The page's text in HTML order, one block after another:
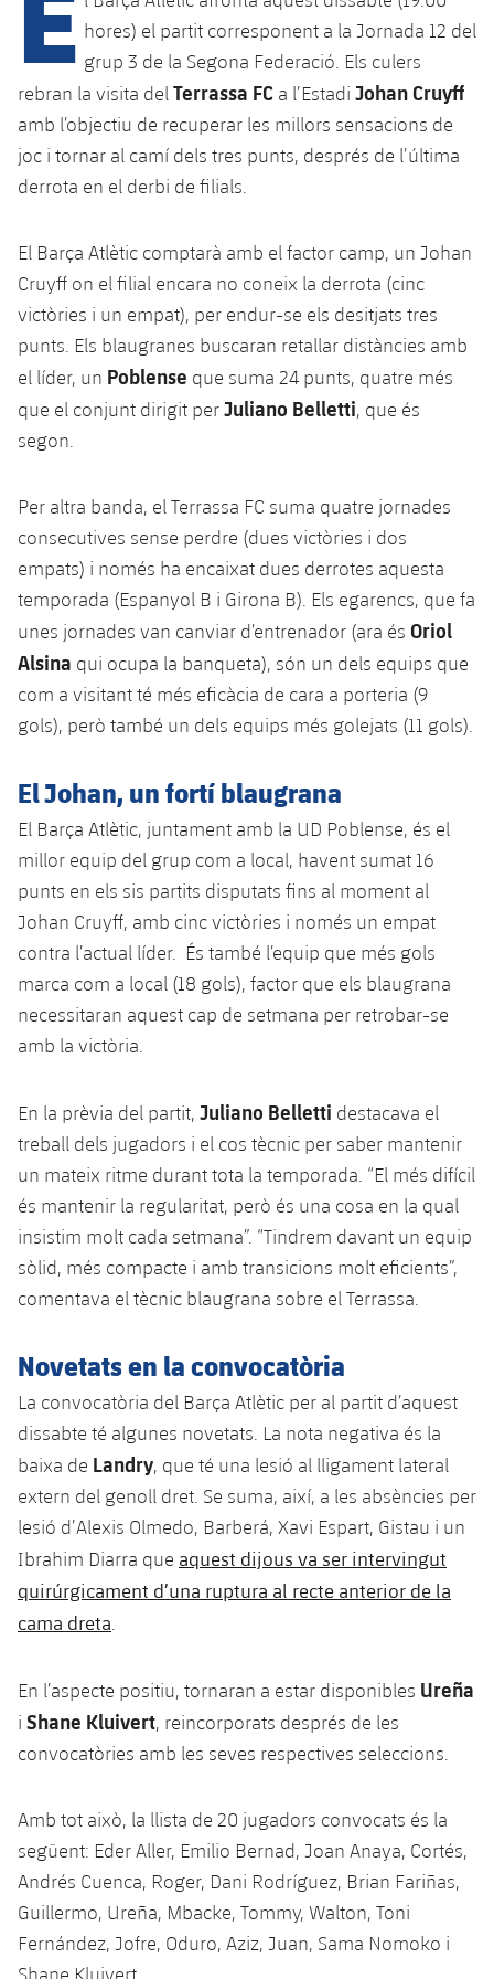
plusicon
més
Instal·lacions
Spotify Camp Nou
Palau Blaugrana
Estadi Johan Cruyff
Barça Cafe
plusicon
més
Serveis Mèdics
Accessibilitat
Acreditacions
Instal·lacions
SUB13
SUB12
SUB11 A
SUB10 A
SUB10 B
SUB9 A
SUB8 B
SUB12 C
SUB11 C
Entrades
Gameday Shows
Resultats
Jugadors
Fotos
Història
Base
Barça Atlètic
Junior
Cadet A
Infantil A
Infantil B
Campus Estiu
PLUSICON
MÉS
Primer Equip
plusicon
més
Actualitat
Entrades
Resultats
Classificació
Fotos
Història
Palmarès
Barça Atlètic
plusicon
més
Actualitat
Resultats
Classificació
Base
plusicon
més
Actualitat
Cadet A
Infantil A
PLUSICON
MÉS
Primer equip
plusicon
més
Actualitat
Entrades
Resultats
Jugadors
Palmarès
Història
Calendari
Resultats
Jugadors
plusicon
més
Actualitat
Juvenil
Cadet
Infantil
Campus Verano
PLUSICON
MÉS
Primer equip
plusicon
més
Actualitat
Entrades
Resultats
Classificació
Fotos
Història
Palmarès
Barça Atlètic
plusicon
més
Actualitat
Calendari
Resultats
Jugadors
Classificació
Base
plusicon
més
Actualitat
Barça C
Junior
Juvenil
Aleví
Campus Estiu
PLUSICON
MÉS
Informació general
plusicon
Notícies
Atletisme
plusicon
més
Masculí
Femení
Agenda
Actualitat
Jugadors
Calendari
Resultats
Classificació
Hockey gel
plusicon
Actualitat
Jugadors
Resultats
Classificació
Hoquei herba
Notícies
Hockey Herba Femení
Patinatge artístic
plusicon
Agenda
Rugby
plusicon
més
Actualitat
Jugadors
Calendari
Resultats
Fotos
Voleibol
plusicon
més
Notícies
Voleibol masculí
Voleibol femení
Apunta't a les amateurs
plusicon
més
Apunta't a les amateurs
Carnet de l'Esportista Amateur
PLUSICON
MÉS
League of Legends
VALORANT Rising
VALORANT Game Changers
hores) el partit corresponent a la Jornada 12 del
grup 3 de la Segona Federació. Els culers
rebran la visita del Terrassa FC a l’Estadi Johan Cruyff
amb l’objectiu de recuperar les millors sensacions de
joc i tornar al camí dels tres punts, després de l’última
derrota en el derbi de filials.
El Barça Atlètic comptarà amb el factor camp, un Johan
Cruyff on el filial encara no coneix la derrota (cinc
victòries i un empat), per endur-se els desitjats tres
punts. Els blaugranes buscaran retallar distàncies amb
el líder, un Poblense que suma 24 punts, quatre més
que el conjunt dirigit perJuliano Belletti, que és
segon.
Per altra banda, el Terrassa FC suma quatre jornades
consecutives sense perdre (dues victòries i dos
empats) i només ha encaixat dues derrotes aquesta
temporada (Espanyol B i Girona B). Els egarencs, que fa
unes jornades van canviar d’entrenador (ara és Oriol
Alsina qui ocupa la banqueta), són un dels equips que
com a visitant té més eficàcia de cara a porteria (9
gols), però també un dels equips més golejats (11 gols).
El Johan, un fortí blaugrana
El Barça Atlètic, juntament amb la UD Poblense, és el
millor equip del grup com a local, havent sumat 16
punts en els sis partits disputats fins al moment al
Johan Cruyff, amb cinc victòries i només un empat
contra l’actual líder. És també l’equip que més gols
marca com a local (18 gols), factor que els blaugrana
necessitaran aquest cap de setmana per retrobar-se
amb la victòria.
En la prèvia del partit, Juliano Belletti destacava el
treball dels jugadors i el cos tècnic per saber mantenir
un mateix ritme durant tota la temporada. “El més difícil
és mantenir la regularitat, però és una cosa en la qual
insistim molt cada setmana”. “Tindrem davant un equip
sòlid, més compacte i amb transicions molt eficients”,
comentava el tècnic blaugrana sobre el Terrassa.
Novetats en la convocatòria
La convocatòria del Barça Atlètic per al partit d’aquest
dissabte té algunes novetats. La nota negativa és la
baixa de Landry, que té una lesió al lligament lateral
extern del genoll dret. Se suma, així, a les absències per
lesió d’Alexis Olmedo, Barberá, Xavi Espart, Gistau i un
Ibrahim Diarra que aquest dijous va ser intervingut
quirúrgicament d’una ruptura al recte anterior de la
cama dreta
En l’aspecte positiu, tornaran a estar disponibles Ureña
i Shane Kluivert, reincorporats després de les
convocatòries amb les seves respectives seleccions.
Amb tot això, la llista de 20 jugadors convocats és la
següent: Eder Aller, Emilio Bernad, Joan Anaya, Cortés,
Andrés Cuenca, Roger, Dani Rodríguez, Brian Fariñas,
Guillermo, Ureña, Mbacke, Tommy, Walton, Toni
Fernández, Jofre, Oduro, Aziz, Juan, Sama Nomoko i
Shane Kluivert.